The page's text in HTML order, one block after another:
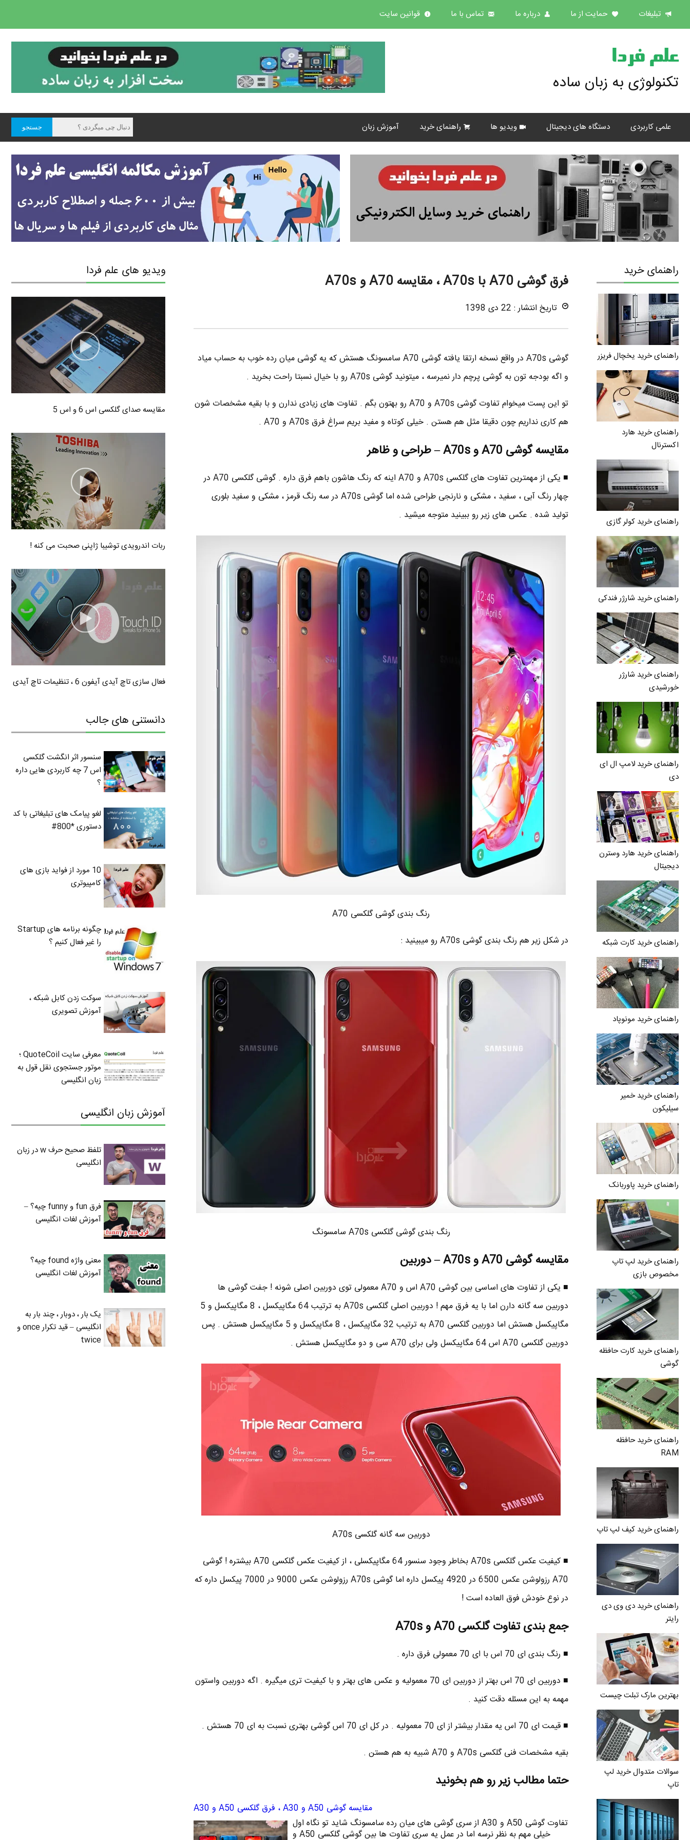
تبلیغات حمایت از ما درباره ما تماس با ما قوانین سایت
علم فردا
تکنولوژی به زبان ساده
علمی کاربردی دستگاه های دیجیتال ویدیو ها راهنمای خرید آموزش زبان
راهنمای خرید
راهنمای خرید یخچال فریزر
راهنمای خرید هارد
اکسترنال
راهنمای خرید کولر گازی
راهنمای خرید شارژر فندکی
راهنمای خرید شارژر
خورشیدی
راهنمای خرید لامپ ال ای
دی
راهنمای خرید هارد وسترن
دیجیتال
راهنمای خرید کارت شبکه
راهنمای خرید مونوپاد
راهنمای خرید خمیر
سیلیکون
راهنمای خرید پاوربانک
راهنمای خرید لپ تاپ
مخصوص بازی
راهنمای خرید کارت حافظه
گوشی
راهنمای خرید حافظه
RAM
راهنمای خرید کیف لپ تاپ
راهنمای خرید دی وی دی
رایتر
بهترین مارک تبلت چیست
سوالات متدوال خرید لپ
تاپ
فرق گوشی A70 با A70s ، مقایسه A70 و A70s
تاریخ انتشار : 22 دی 1398
گوشی A70s در واقع نسخه ارتقا یافته گوشی A70 سامسونگ هستش که یه گوشی میان رده خوب به حساب میاد
و اگه بودجه تون به گوشی پرچم دار نمیرسه ، میتونید گوشی A70s رو با خیال نسبتا راحت بخرید .
تو این پست میخوام تفاوت گوشی A70s و A70 رو بهتون بگم . تفاوت های زیادی ندارن و با بقیه مشخصات شون
هم کاری نداریم چون دقیقا مثل هم هستن . خیلی کوتاه و مفید بریم سراغ فرق A70s و A70 .
مقایسه گوشی A70 و A70s – طراحی و ظاهر
■ یکی از مهمترین تفاوت های گلکسی A70s و A70 اینه که رنگ هاشون باهم فرق داره . گوشی گلکسی A70 در
چهار رنگ آبی ، سفید ، مشکی و نارنجی طراحی شده اما گوشی A70s در سه رنگ قرمز ، مشکی و سفید بلوری
تولید شده . عکس های زیر رو ببینید متوجه میشید .
رنگ بندی گوشی گلکسی A70
در شکل زیر هم رنگ بندی گوشی A70s رو میبینید :
رنگ بندی گوشی گلکسی A70s سامسونگ
مقایسه گوشی A70 و A70s – دوربین
■ یکی از تفاوت های اساسی بین گوشی A70 اس و A70 معمولی توی دوربین اصلی شونه ! جفت گوشی ها
دوربین سه گانه دارن اما با یه فرق مهم ! دوربین اصلی گلکسی A70s به ترتیب 64 مگاپیکسل ، 8 مگاپیکسل و 5
مگاپیکسل هستش اما دوربین گلکسی A70 به ترتیب 32 مگاپیکسل ، 8 مگاپیکسل و 5 مگاپیکسل هستش . پس
دوربین گلکسی A70 اس 64 مگاپیکسل ولی برای A70 سی و دو مگاپیکسل هستش .
دوربین سه گانه گلکسی A70s
■ کیفیت عکس گلکسی A70s بخاطر وجود سنسور 64 مگاپیکسلی ، از کیفیت عکس گلکسی A70 بیشتره ! گوشی
A70 رزولوشن عکس 6500 در 4920 پیکسل داره اما گوشی A70s رزولوشن عکس 9000 در 7000 پیکسل داره که
در نوع خودش فوق العاده است !
جمع بندی تفاوت گلکسی A70 و A70s
■ رنگ بندی ای 70 اس با ای 70 معمولی فرق داره .
■ دوربین ای 70 اس بهتر از دوربین ای 70 معمولیه و عکس های بهتر و با کیفیت تری میگیره . اگه دوربین واستون
مهمه به این مسئله دقت کنید .
■ قیمت ای 70 اس یه مقدار بیشتر از ای 70 معمولیه . در کل ای 70 اس گوشی بهتری نسبت به ای 70 هستش .
بقیه مشخصات فنی گلکسی A70s و A70 شبیه به هم هستن .
حتما مطالب زیر رو هم بخونید
مقایسه گوشی A50 و A30 ، فرق گلکسی A50 و A30
تفاوت گوشی A50 و A30 از سری گوشی های میان رده سامسونگ شاید تو نگاه اول
خیلی مهم به نظر نرسه اما در عمل یه سری تفاوت ها بین گوشی گلکسی A50 و
ویدیو های علم فردا
مقایسه صدای گلکسی اس 6 و اس 5
ربات اندرویدی توشیبا ژاپنی صحبت می کنه !
فعال سازی تاچ آیدی آیفون 6 ، تنظیمات تاچ آیدی
دانستنی های جالب
سنسور اثر انگشت گلکسی
اس 7 چه کاربردی هایی داره
؟
لغو پیامک های تبلیغاتی با کد
دستوری *800#
10 مورد از فواید بازی های
کامپیوتری
چگونه برنامه های Startup
را غیر فعال کنیم ؟
سوکت زدن کابل شبکه ،
آموزش تصویری
معرفی سایت QuoteCoil ؛
موتور جستجوی نقل قول به
زبان انگلیسی
آموزش زبان انگلیسی
تلفظ صحیح حرف w در زبان
انگلیسی
فرق fun و funny چیه؟ –
آموزش لغات انگلیسی
معنی واژه found چیه؟
آموزش لغات انگلیسی
یک بار ، دوبار ، چند بار به
انگلیسی – قید تکرار once و
twice